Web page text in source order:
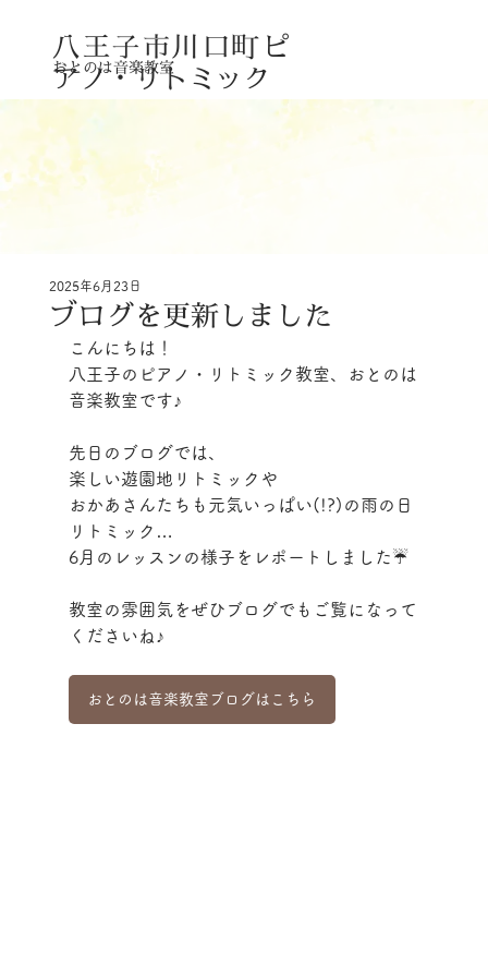
おとのは音楽教室
八王子市川口町 ピ
アノ・リトミック
ブログを更新しました
2025年6月23日
こんにちは！
八王子のピアノ・リトミック教室、おとのは
音楽教室です♪
先日のブログでは、
楽しい遊園地リトミックや
おかあさんたちも元気いっぱい(!?)の雨の日
リトミック…
6月のレッスンの様子をレポートしました☔️
教室の雰囲気をぜひブログでもご覧になって
くださいね♪
おとのは音楽教室ブログはこちら